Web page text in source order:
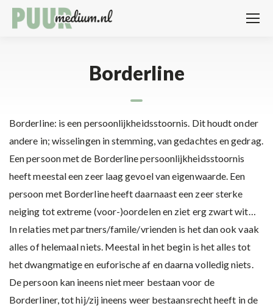
Borderline
Borderline: is een persoonlijkheidsstoornis. Dit houdt onder
andere in; wisselingen in stemming, van gedachtes en gedrag.
Een persoon met de Borderline persoonlijkheidsstoornis
heeft meestal een zeer laag gevoel van eigenwaarde. Een
persoon met Borderline heeft daarnaast een zeer sterke
neiging tot extreme (voor-)oordelen en ziet erg zwart wit…
In relaties met partners/famile/vrienden is het dan ook vaak
alles of helemaal niets. Meestal in het begin is het alles tot
het dwangmatige en euforische af en daarna volledig niets.
De persoon kan ineens niet meer bestaan voor de
Borderliner, tot hij/zij ineens weer bestaansrecht heeft in de